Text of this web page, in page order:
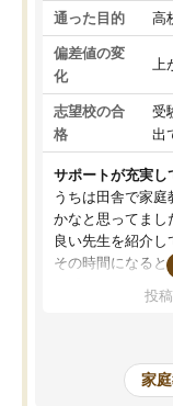
通った目的 高
偏差値の変
化
志望校の合
格
受
出
サポートが充実し
うちは田舎で家
かなと思ってまし
良い先生を紹介
その時間になると
を開いてzoomを
た！5科目なんで
めて1年ほどだっ
科目が増えてき
投
家